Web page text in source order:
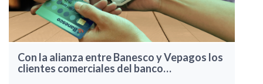
Con la alianza entre Banesco y Vepagos los
clientes comerciales del banco…